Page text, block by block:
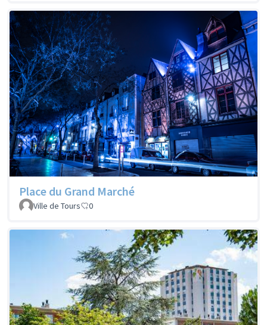
Place du Grand Marché
Ville de Tours 0